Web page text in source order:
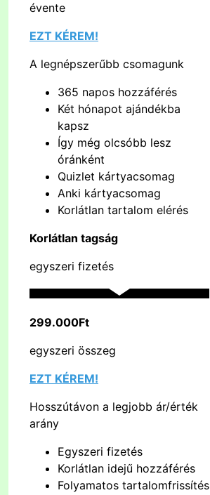
évente
EZT KÉREM!
A legnépszerűbb csomagunk
365 napos hozzáférés
Két hónapot ajándékba
kapsz
Így még olcsóbb lesz
óránként
Quizlet kártyacsomag
Anki kártyacsomag
Korlátlan tartalom elérés
Korlátlan tagság
egyszeri fizetés
299.000Ft
egyszeri összeg
EZT KÉREM!
Hosszútávon a legjobb ár/érték
arány
Egyszeri fizetés
Korlátlan idejű hozzáférés
Folyamatos tartalomfrissítés